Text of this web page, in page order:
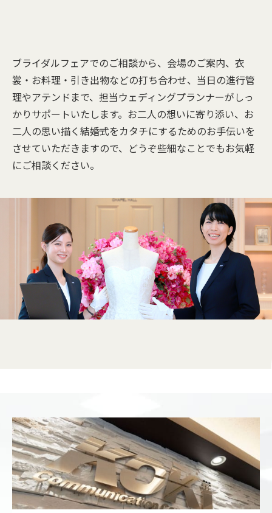
ブライダルフェアでのご相談から、会場のご案内、衣
裳・お料理・引き出物などの打ち合わせ、当日の進行管
理やアテンドまで、担当ウェディングプランナーがしっ
かりサポートいたします。お二人の想いに寄り添い、お
二人の思い描く結婚式をカタチにするためのお手伝いを
させていただきますので、どうぞ些細なことでもお気軽
にご相談ください。